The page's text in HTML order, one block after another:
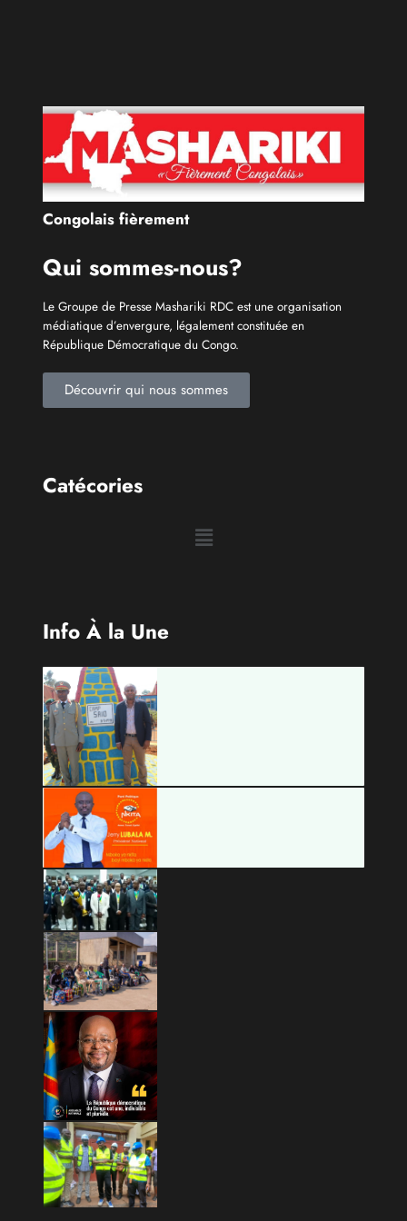
Congolais fièrement
Qui sommes-nous?
Le Groupe de Presse Mashariki RDC est une organisation
République Démocratique du Congo.
Découvrir qui nous sommes